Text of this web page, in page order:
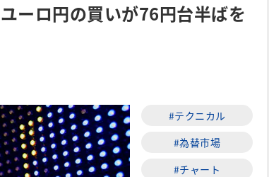
ーロ円の買いが76円台半ばを
#テクニカル
#為替市場
#チャート